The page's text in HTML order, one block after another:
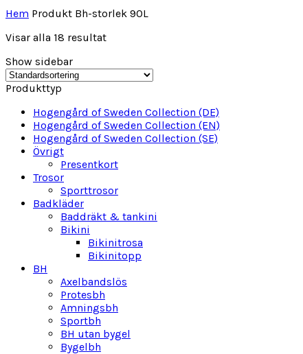
Hem Produkt Bh-storlek 90L
Visar alla 18 resultat
Show sidebar
Produkttyp
Hogengård of Sweden Collection (DE)
Hogengård of Sweden Collection (EN)
Hogengård of Sweden Collection (SE)
Övrigt
Presentkort
Trosor
Sporttrosor
Badkläder
Baddräkt & tankini
Bikini
Bikinitrosa
Bikinitopp
BH
Axelbandslös
Protesbh
Amningsbh
Sportbh
BH utan bygel
Bygelbh